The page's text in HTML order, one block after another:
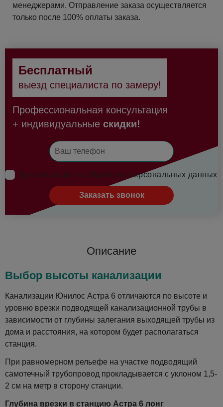
менеджерами. Отправление заказа осуществляется
только после 100% оплаты заказа.
Бесплатный
выезд специалиста по замеру!
Профессиональная консультация
+ индивидуальные скидки!
Даю согласие на обработку персональных данных
Заказать звонок
Описание
Выбор высоты канализации
Канализации Юнилос Астра 6 отличаются по высоте и
уровню врезки подводящей канализационной трубы в
зависимости от глубины залегания выходящей трубы из
дома и расстояния, на котором будет располагаться
станция.
При равномерном рельефе на участке подводящий
самотечный трубопровод прокладывается с уклоном 1,5-
2 см на метр в сторону станции.
Глубина врезки в станцию Астра 6 лонг